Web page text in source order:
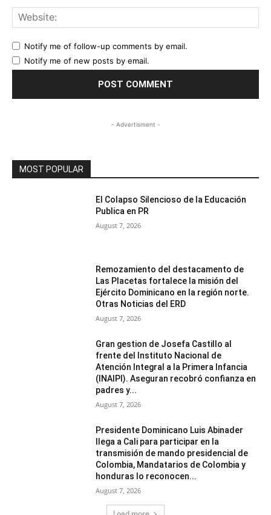
Notify me of follow-up comments by email.
Notify me of new posts by email.
- Advertisment -
MOST POPULAR
El Colapso Silencioso de la Educación
Publica en PR
August 7, 2026
Remozamiento del destacamento de
Las Placetas fortalece la misión del
Ejército Dominicano en la región norte.
Otras Noticias del ERD
August 7, 2026
Gran gestion de Josefa Castillo al
frente del Instituto Nacional de
Atención Integral a la Primera Infancia
(INAIPI). Aseguran recobró confianza en
padres y...
August 7, 2026
Presidente Dominicano Luis Abinader
llega a Cali para participar en la
transmisión de mando presidencial de
Colombia, Mandatarios de Colombia y
honduras lo reconocen...
August 7, 2026